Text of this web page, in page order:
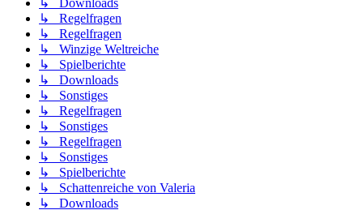
↳ Downloads
↳ Regelfragen
↳ Regelfragen
↳ Winzige Weltreiche
↳ Spielberichte
↳ Downloads
↳ Sonstiges
↳ Regelfragen
↳ Sonstiges
↳ Regelfragen
↳ Sonstiges
↳ Spielberichte
↳ Schattenreiche von Valeria
↳ Downloads